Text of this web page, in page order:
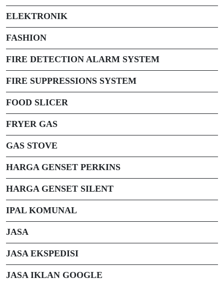
ELEKTRONIK
FASHION
FIRE DETECTION ALARM SYSTEM
FIRE SUPPRESSIONS SYSTEM
FOOD SLICER
FRYER GAS
GAS STOVE
HARGA GENSET PERKINS
HARGA GENSET SILENT
IPAL KOMUNAL
JASA
JASA EKSPEDISI
JASA IKLAN GOOGLE